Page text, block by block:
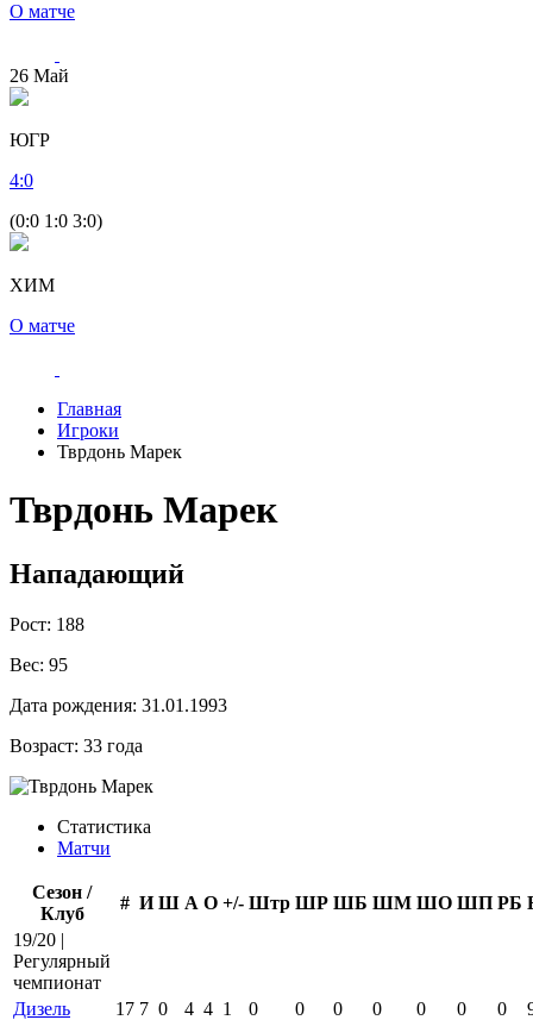
О матче
26 Май
ЮГР
4:0
(0:0 1:0 3:0)
ХИМ
О матче
Главная
Игроки
Тврдонь Марек
Тврдонь Марек
Нападающий
Рост: 188
Вес: 95
Дата рождения: 31.01.1993
Возраст: 33 года
Статистика
Матчи
Сезон /
Клуб
# И Ш А О +/- Штр ШР ШБ ШМ ШО ШП РБ
19/20 |
Регулярный
чемпионат
Дизель
17 7 0 4 4 1 0 0 0 0 0 0 0